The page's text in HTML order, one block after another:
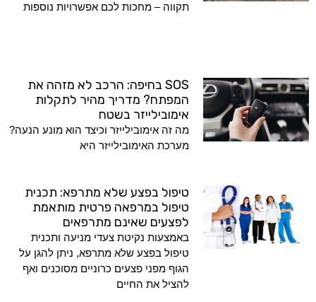
תקווה – מחכות לכם אפשרויות נוספות
SOS בחיפה: הרכב לא מזהה את
המפתח? מדריך מהיר לתקלות
אימובילייזר בשטח
מה זה אימובילייזר וכיצד הוא מונע הנעה?
מערכת האימובילייזר היא
טיפול בפצע שלא מתרפא: תכנית
טיפול במרפאה פרטית מותאמת
לפצעים שאינם מתרפאים
באמצעות נקיטת צעדי מניעה ותכנית
טיפול בפצע שלא מתרפא, ניתן להגן על
הגוף מפני פצעים כרוניים מסוכנים ואף
להציל את החיים